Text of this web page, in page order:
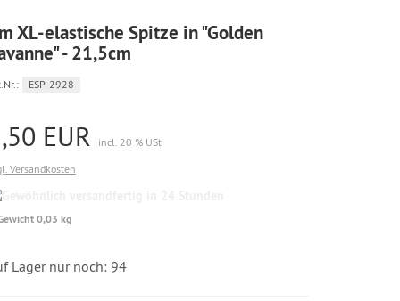
XL-elastische Spitze in "Golden
- 21,5cm
ESP-2928
EUR
incl. 20 % USt
Versandkosten
0,03 kg
Lager nur noch: 94